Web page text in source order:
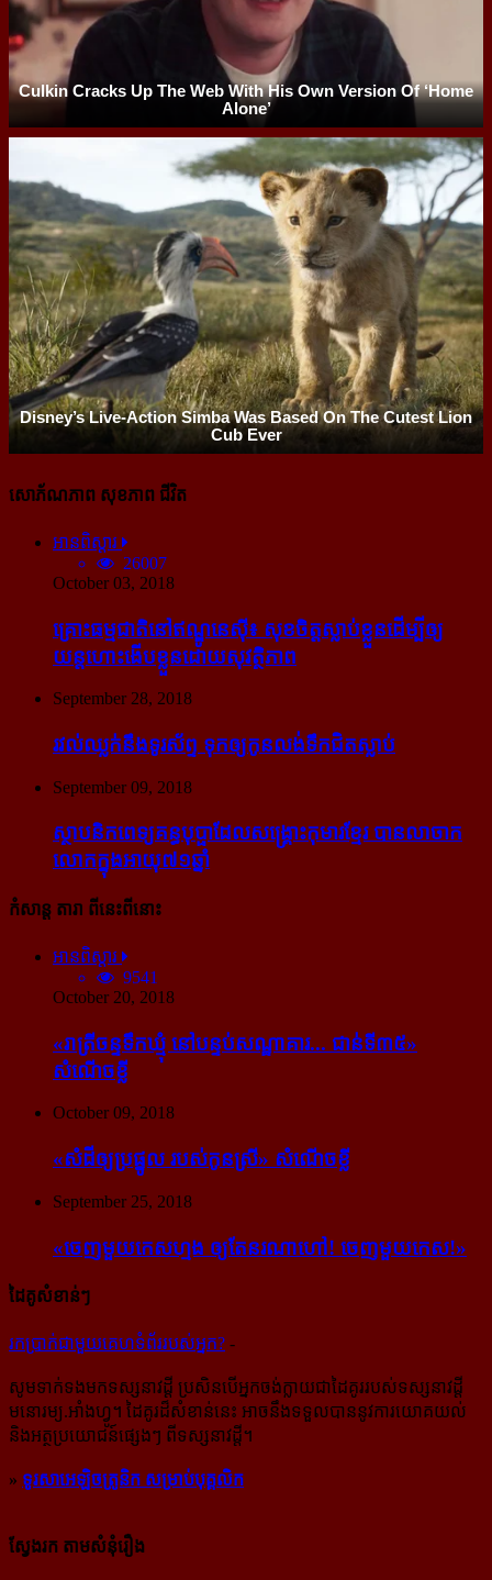
សោភ័ណភាព សុខភាព ជីវិត
អានពិស្ដារ
26007
October 03, 2018
គ្រោះធម្មជាតិនៅឥណ្ឌូនេស៊ី៖ សុខចិត្ត​ស្លាប់​ខ្លួន​ដើម្បី​ឲ្យ​
យន្ដហោះ​ងើប​ខ្លួន​ដោយ​សុវត្ថិភាព
September 28, 2018
រវល់​ឈ្លក់​នឹង​ទូរស័ព្ទ ទុក​ឲ្យ​កូន​លង់​ទឹក​ជិត​ស្លាប់
September 09, 2018
ស្ថាបនិក​ពេទ្យ​គន្ធបុប្ផា​ដែល​សង្គ្រោះ​កុមារ​ខ្មែរ​ បាន​លាចាក​
លោក​ក្នុង​អាយុ​៧១ឆ្នាំ
កំសាន្ដ តារា ពីនេះពីនោះ
អានពិស្ដារ
9541
October 20, 2018
«រាត្រីចន្ទទឹកឃ្មុំ នៅបន្ទប់សណ្ឋាគារ... ជាន់ទី៣៥»
សំណើចខ្លី
October 09, 2018
«សំដី​ឲ្យ​ប្រផ្នូល របស់​កូនស្រី» សំណើចខ្លី
September 25, 2018
«ចេញ​មួយ​កេស​ហ្មង ឲ្យ​តែ​នរណា​ហៅ! ចេញ​មួយ​កេស!»
ដៃគូសំខាន់ៗ
រក​​ប្រាក់​​ជា​​មួយ​​គេហទំព័រ​​របស់​​អ្នក? -
សូម​ទាក់ទង​មក​ទស្សនាវដ្ដី ប្រសិន​បើ​អ្នក​ចង់​ក្លាយ​ជា​ដៃគូរ​របស់​ទស្សនាវដ្ដី​
មនោរម្យ.អាំងហ្វូ។ ដៃ​គូរ​ដ៏​សំខាន់​នេះ អាច​នឹង​ទទួល​បាន​នូវ​ការ​យោគយល់
និង​អត្ថ​ប្រយោជន៍​ផ្សេងៗ ពីទស្សនាវដ្ដី។
» ទូរសាអេឡិចត្រូនិក សម្រាប់បុគ្គលិក
ស្វែងរក តាមសំនុំរឿង